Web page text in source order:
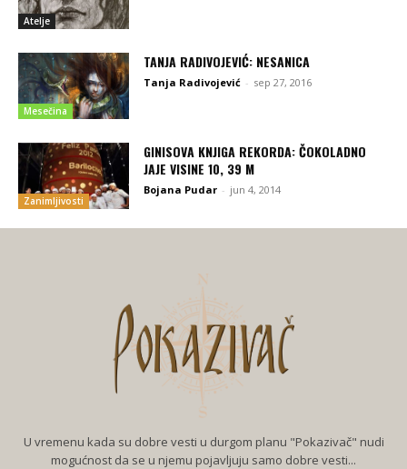
Atelje
Mesečina
TANJA RADIVOJEVIĆ: NESANICA
Tanja Radivojević - sep 27, 2016
Zanimljivosti
GINISOVA KNJIGA REKORDA: ČOKOLADNO
JAJE VISINE 10, 39 M
Bojana Pudar - jun 4, 2014
U vremenu kada su dobre vesti u durgom planu "Pokazivač" nudi
mogućnost da se u njemu pojavljuju samo dobre vesti...